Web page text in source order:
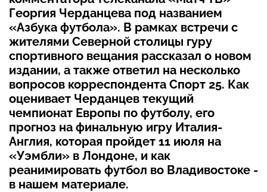
Георгия Черданцева под названием
«Азбука футбола». В рамках встречи с
жителями Северной столицы гуру
спортивного вещания рассказал о новом
издании, а также ответил на несколько
вопросов корреспондента Спорт 25. Как
оценивает Черданцев текущий
чемпионат Европы по футболу, его
прогноз на финальную игру Италия-
Англия, которая пройдет 11 июля на
«Уэмбли» в Лондоне, и как
реанимировать футбол во Владивостоке -
в нашем материале.